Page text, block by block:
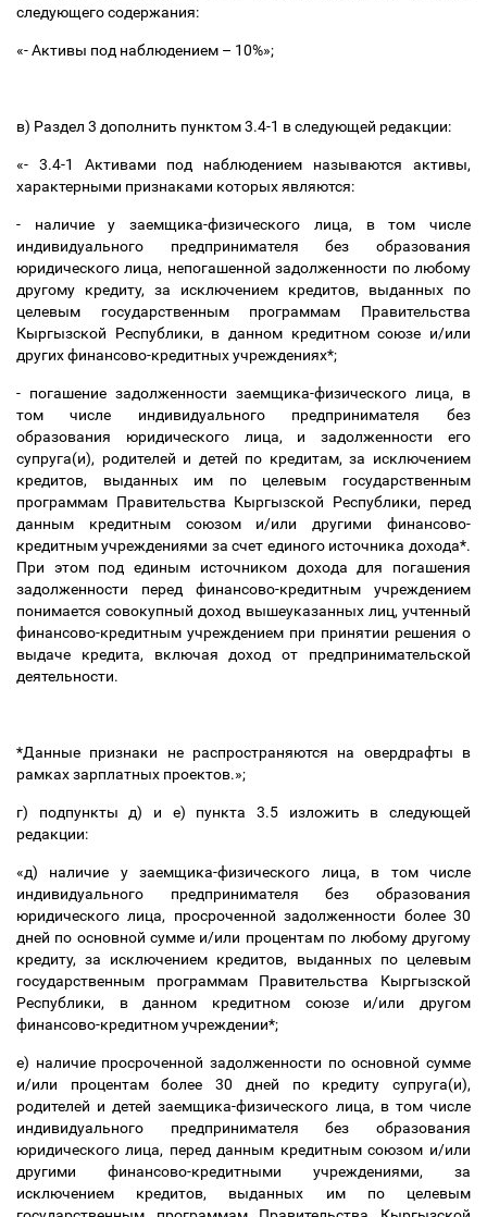
следующего содержания:
«- Активы под наблюдением – 10%»;
в) Раздел 3 дополнить пунктом 3.4-1 в следующей редакции:
«- 3.4-1 Активами под наблюдением называются активы,
характерными признаками которых являются:
- наличие у заемщика-физического лица, в том числе
индивидуального предпринимателя без образования
юридического лица, непогашенной задолженности по любому
другому кредиту, за исключением кредитов, выданных по
целевым государственным программам Правительства
Кыргызской Республики, в данном кредитном союзе и/или
других финансово-кредитных учреждениях*;
- погашение задолженности заемщика-физического лица, в
том числе индивидуального предпринимателя без
образования юридического лица, и задолженности его
супруга(и), родителей и детей по кредитам, за исключением
кредитов, выданных им по целевым государственным
программам Правительства Кыргызской Республики,
перед
данным кредитным союзом и/или другими финансово-
кредитным учреждениями за счет единого источника дохода*.
При этом под единым источником дохода для погашения
задолженности перед финансово-кредитным учреждением
понимается совокупный доход вышеуказанных лиц, учтенный
финансово-кредитным учреждением при принятии решения о
выдаче кредита, включая доход от предпринимательской
деятельности.
*Данные признаки не распространяются на овердрафты в
рамках зарплатных проектов.»;
г) подпункты д) и е) пункта 3.5 изложить в следующей
редакции:
«д) наличие у заемщика-физического лица, в том числе
индивидуального предпринимателя без образования
юридического лица, просроченной задолженности более 30
дней по основной сумме и/или процентам по любому другому
кредиту, за исключением кредитов, выданных по целевым
государственным программам Правительства Кыргызской
Республики,
в данном кредитном союзе и/или другом
финансово-кредитном учреждении*;
е) наличие просроченной задолженности по основной сумме
и/или процентам более 30 дней по кредиту супруга(и),
родителей и детей заемщика-физического лица, в том числе
индивидуального предпринимателя без образования
юридического лица, перед данным кредитным союзом и/или
другими финансово-кредитными учреждениями, за
исключением кредитов, выданных им по целевым